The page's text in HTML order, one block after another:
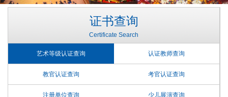
证书查询
Certificate Search
艺术等级认证查询 认证教师查询
教官认证查询 考官认证查询
注册单位查询 少儿展演查询